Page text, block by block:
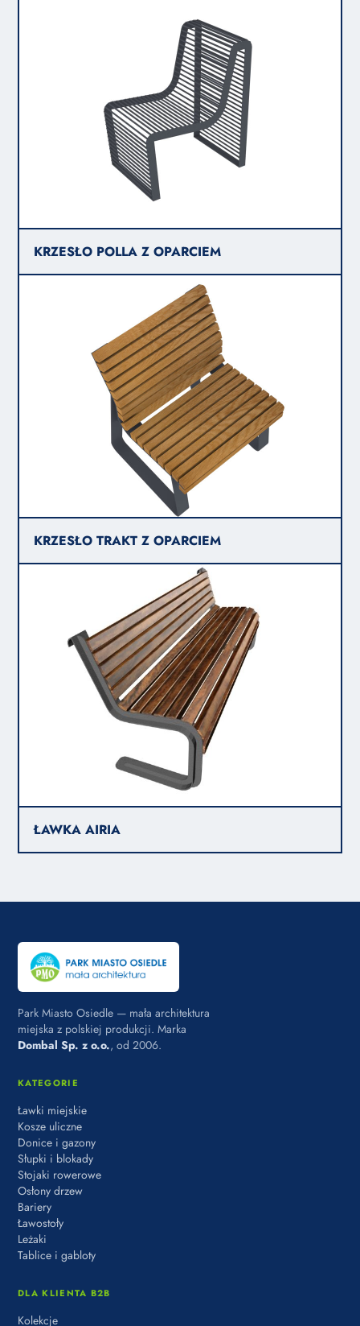
KRZESŁO POLLA Z OPARCIEM
KRZESŁO TRAKT Z OPARCIEM
ŁAWKA AIRIA
Park Miasto Osiedle — mała architektura
miejska z polskiej produkcji. Marka
Dombal Sp. z o.o., od 2006.
KATEGORIE
Ławki miejskie
Kosze uliczne
Donice i gazony
Słupki i blokady
Stojaki rowerowe
Osłony drzew
Bariery
Ławostoły
Leżaki
Tablice i gabloty
DLA KLIENTA B2B
Kolekcje